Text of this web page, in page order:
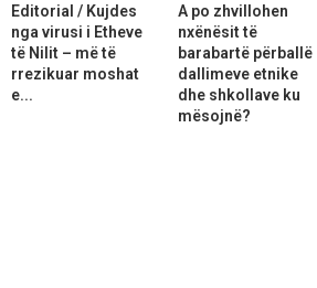
Editorial / Kujdes
nga virusi i Etheve
të Nilit – më të
rrezikuar moshat
e...
A po zhvillohen
nxënësit të
barabartë përballë
dallimeve etnike
dhe shkollave ku
mësojnë?